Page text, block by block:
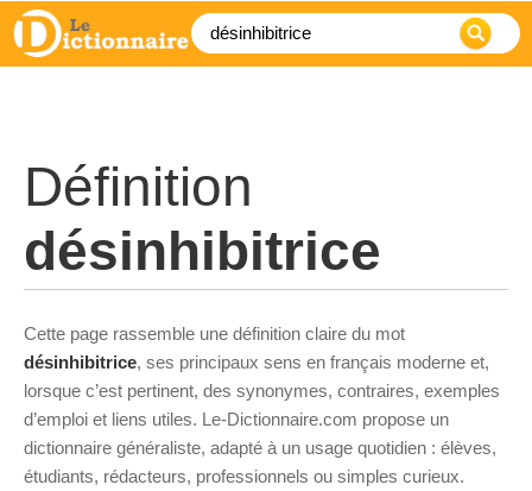
Définition
désinhibitrice
Cette page rassemble une définition claire du mot
désinhibitrice, ses principaux sens en français moderne et,
lorsque c’est pertinent, des synonymes, contraires, exemples
d’emploi et liens utiles. Le-Dictionnaire.com propose un
dictionnaire généraliste, adapté à un usage quotidien : élèves,
étudiants, rédacteurs, professionnels ou simples curieux.